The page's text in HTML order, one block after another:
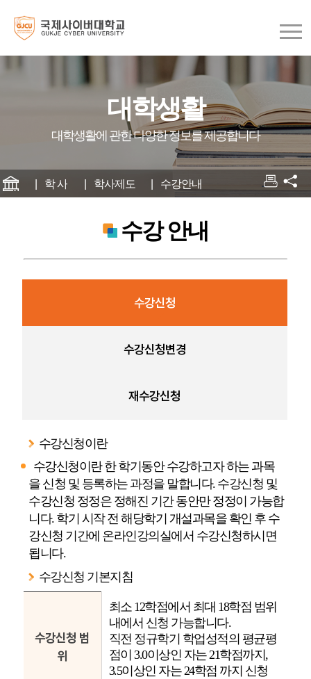
대학생활
대학생활에 관한 다양한 정보를 제공합니다
학 사 학사제도 수강안내
수강 안내
수강신청
수강신청변경
재수강신청
수강신청이란
수강신청이란 한 학기동안 수강하고자 하는 과목
을 신청 및 등록하는 과정을 말합니다. 수강신청 및
수강신청 정정은 정해진 기간 동안만 정정이 가능합
니다. 학기 시작 전 해당학기 개설과목을 확인 후 수
강신청 기간에 온라인강의실에서 수강신청하시면
됩니다.
수강신청 기본지침
수강신청 범
위
최소 12학점에서 최대 18학점 범위
내에서 신청 가능합니다.
직전 정규학기 학업성적의 평균평
점이 3.0이상인 자는 21학점까지,
3.5이상인 자는 24학점 까지 신청